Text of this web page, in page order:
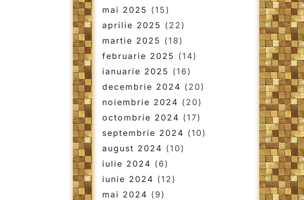
mai 2025 (15)
aprilie 2025 (22)
martie 2025 (18)
februarie 2025 (14)
ianuarie 2025 (16)
decembrie 2024 (20)
noiembrie 2024 (20)
octombrie 2024 (17)
septembrie 2024 (10)
august 2024 (10)
iulie 2024 (6)
iunie 2024 (12)
mai 2024 (9)